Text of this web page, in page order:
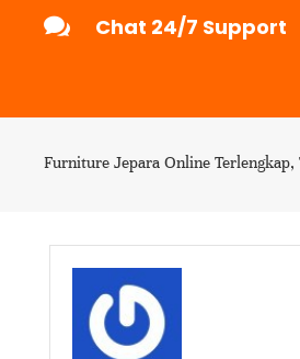

Chat 24/7 Support
Furniture Jepara Online Terlengkap,